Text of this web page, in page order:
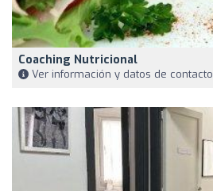
Coaching Nutricional
Ver información y datos de contacto